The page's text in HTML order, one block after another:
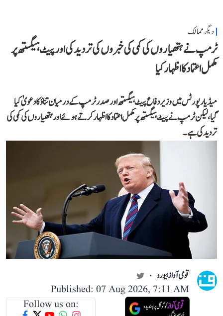
دیگر ممالک
ٹرمپ نے ہتھیاروں کی کمی کی خبروں کی تردید کی اور پیٹ ہیگستھ پر
مکمل اعتماد کا اظہار کیا
میڈیا رپورٹس میں وزیر دفاع پیٹ ہیگستھ اور صدر ٹرمپ کے درمیان تناؤ کا دعویٰ کیا
گیا، لیکن ٹرمپ نے پیٹ ہیگستھ پر مکمل اعتماد کا اظہار کرتے ہوئے اور ہتھیاروں کی کمی کی
تردید کی ہے۔
قومی آواز بیورو
Published: 07 Aug 2026, 7:11 AM
Follow us on: